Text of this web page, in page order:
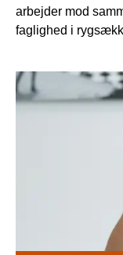
arbejder mod
faglighed i